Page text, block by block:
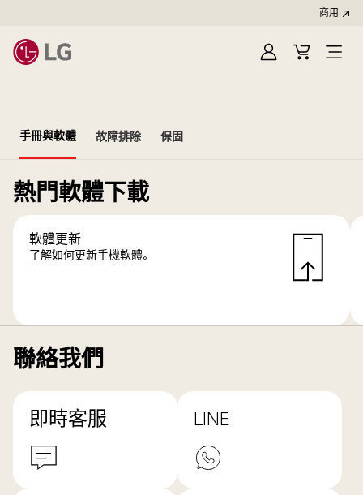
商用
登
購
開
手冊與軟體 故障排除 保固
熱門軟體下載
軟體更新
了解如何更新手機軟體。
聯絡我們
即時客服 LINE